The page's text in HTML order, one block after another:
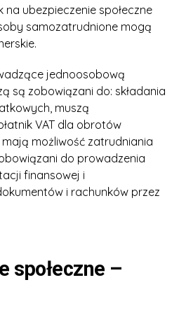
ubezpieczenie społeczne
samozatrudnione mogą
jednoosobową
są zobowiązani do: składania
muszą
VAT dla obrotów
możliwość zatrudniania
do prowadzenia
finansowej i
i rachunków przez
społeczne –